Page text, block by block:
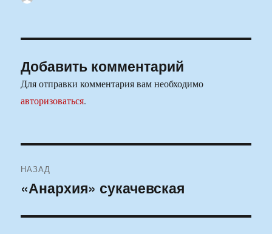
Добавить комментарий
Для отправки комментария вам необходимо
авторизоваться.
по
НАЗАД
Предыдущая
«Анархия» сукачевская